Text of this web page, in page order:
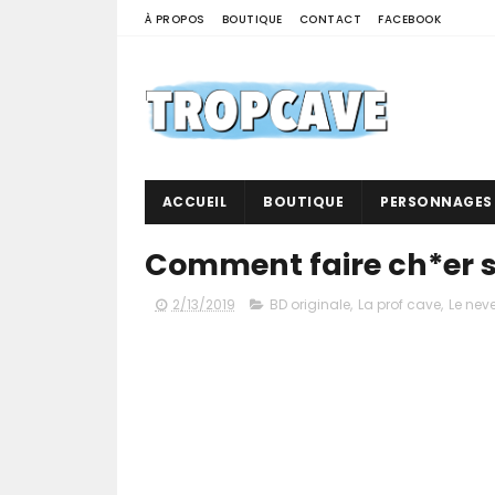
À PROPOS BOUTIQUE CONTACT FACEBOOK
ACCUEIL BOUTIQUE PERSONNAGES
Comment faire ch*er
2/13/2019 BD originale, La prof cave, Le